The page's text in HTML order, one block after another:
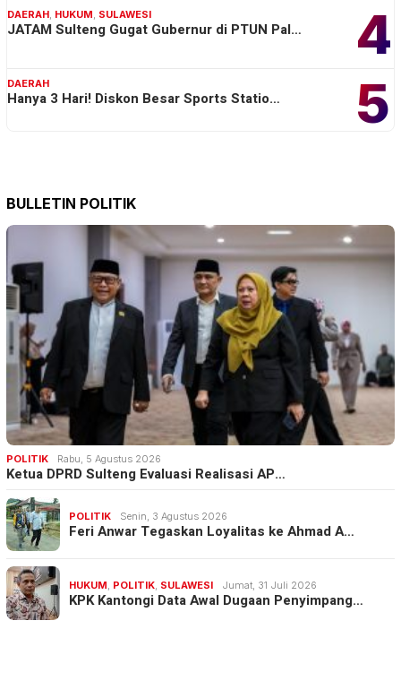
4
DAERAH HUKUM SULAWESI
JATAM Sulteng Gugat Gubernur di PTUN Pal…
5
DAERAH
Hanya 3 Hari! Diskon Besar Sports Statio…
BULLETIN POLITIK
POLITIK Rabu, 5 Agustus 2026
Ketua DPRD Sulteng Evaluasi Realisasi AP…
POLITIK Senin, 3 Agustus 2026
Feri Anwar Tegaskan Loyalitas ke Ahmad A…
HUKUM POLITIK SULAWESI Jumat, 31 Juli 2026
KPK Kantongi Data Awal Dugaan Penyimpang…